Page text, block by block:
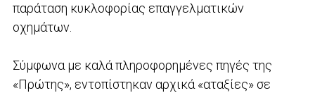
παράταση κυκλοφορίας επαγγελματικών
οχημάτων.
Σύμφωνα με καλά πληροφορημένες πηγές της
«Πρώτης», εντοπίστηκαν αρχικά «αταξίες» σε